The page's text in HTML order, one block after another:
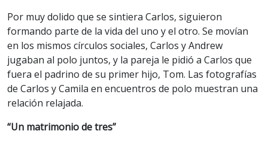
Por muy dolido que se sintiera Carlos, siguieron
formando parte de la vida del uno y el otro. Se movían
en los mismos círculos sociales, Carlos y Andrew
jugaban al polo juntos, y la pareja le pidió a Carlos que
fuera el padrino de su primer hijo, Tom. Las fotografías
de Carlos y Camila en encuentros de polo muestran una
relación relajada.
“Un matrimonio de tres”